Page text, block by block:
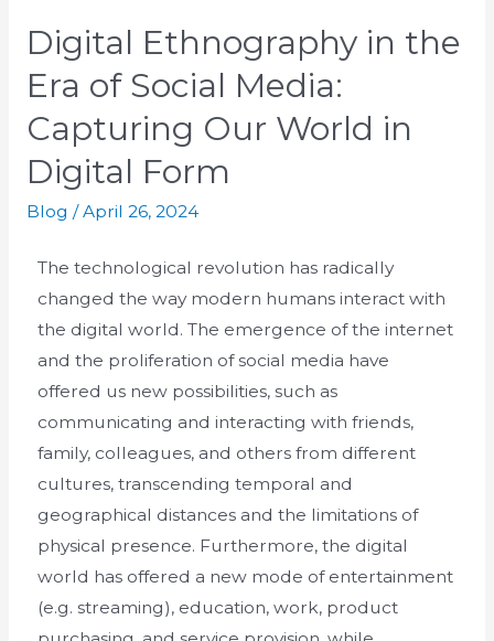
Digital Ethnography in the
Era of Social Media:
Capturing Our World in
Digital Form
Blog /April 26, 2024
The technological revolution has radically
changed the way modern humans interact with
the digital world. The emergence of the internet
and the proliferation of social media have
offered us new possibilities, such as
communicating and interacting with friends,
family, colleagues, and others from different
cultures, transcending temporal and
geographical distances and the limitations of
physical presence. Furthermore, the digital
world has offered a new mode of entertainment
(e.g. streaming), education, work, product